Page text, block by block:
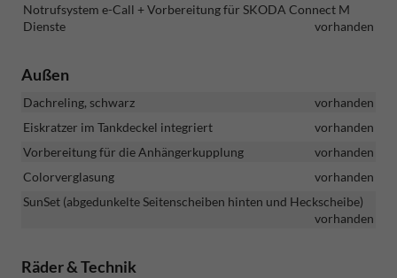
Notrufsystem e-Call + Vorbereitung für SKODA Connect M
Dienste
vorhanden
Außen
Dachreling, schwarz
vorhanden
Eiskratzer im Tankdeckel integriert
vorhanden
Vorbereitung für die Anhängerkupplung
vorhanden
Colorverglasung
vorhanden
SunSet (abgedunkelte Seitenscheiben hinten und Heckscheibe)
vorhanden
Räder & Technik